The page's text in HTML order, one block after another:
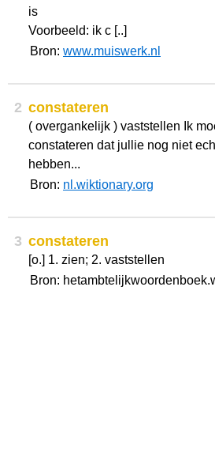
is
Voorbeeld: ik c [..]
Bron: www.muiswerk.nl
2 constateren
( overgankelijk ) vaststellen Ik
constateren dat jullie nog niet
hebben...
Bron: nl.wiktionary.org
3 constateren
[o.] 1. zien; 2. vaststellen
Bron: